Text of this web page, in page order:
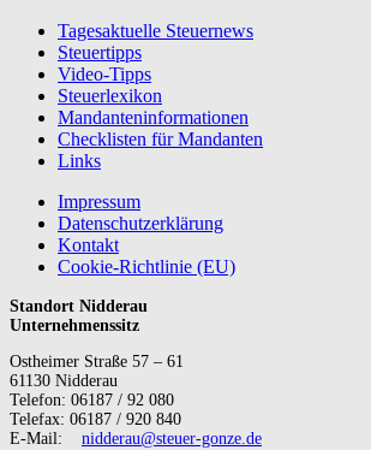
Tagesaktuelle Steuernews
Steuertipps
Video-Tipps
Steuerlexikon
Mandanteninformationen
Checklisten für Mandanten
Links
Impressum
Datenschutzerklärung
Kontakt
Cookie-Richtlinie (EU)
Standort Nidderau
Unternehmenssitz
Ostheimer Straße 57 – 61
61130 Nidderau
Telefon: 06187 / 92 080
Telefax: 06187 / 920 840
E-Mail: nidderau@steuer-gonze.de